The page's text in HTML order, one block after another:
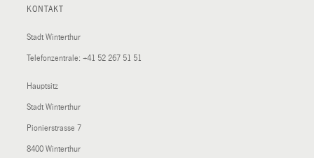
KONTAKT
Stadt Winterthur
Telefonzentrale: +41 52 267 51 51
Hauptsitz
Stadt Winterthur
Pionierstrasse 7
8400 Winterthur